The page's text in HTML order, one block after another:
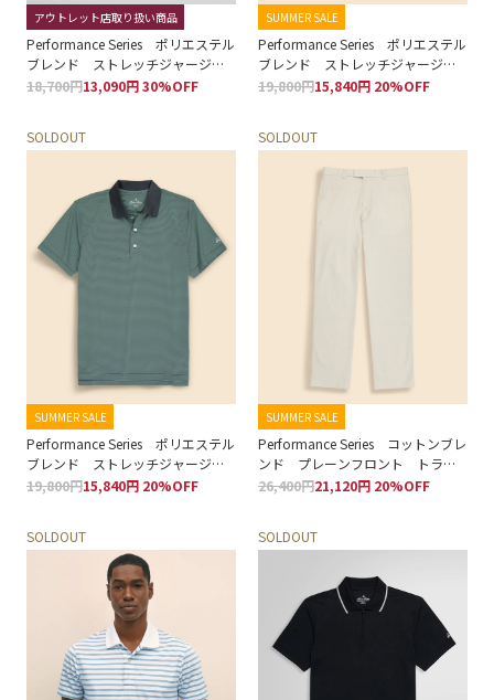
アウトレット店取り扱い商品
Performance Series ポリエステル
ブレンド ストレッチジャージ
ー ソリッド ジップアップ ポ
18,700円13,090円 30%OFF
SUMMER SALE
Performance Series ポリエステル
ブレンド ストレッチジャージ
ー メッシュプリント ポロシャ
19,800円15,840円 20%OFF
SOLDOUT
SUMMER SALE
Performance Series ポリエステル
ブレンド ストレッチジャージ
ー マイクロストライプ ポロシ
19,800円15,840円 20%OFF
SOLDOUT
SUMMER SALE
Performance Series コットンブレ
ンド プレーンフロント トラウ
ザーズ
26,400円21,120円 20%OFF
SOLDOUT SOLDOUT